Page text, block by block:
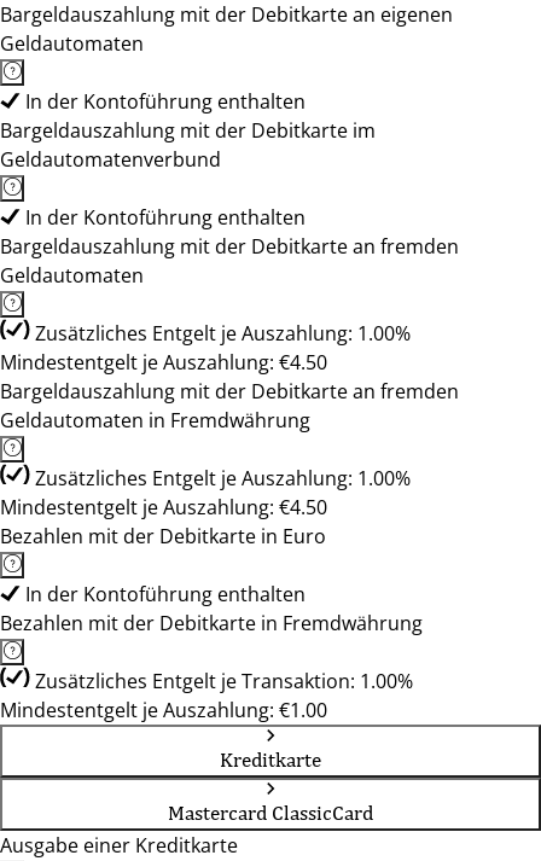
Bargeldauszahlung mit der Debitkarte an eigenen
Geldautomaten
In der Kontoführung enthalten
Bargeldauszahlung mit der Debitkarte im
Geldautomatenverbund
In der Kontoführung enthalten
Bargeldauszahlung mit der Debitkarte an fremden
Geldautomaten
Zusätzliches Entgelt je Auszahlung: 1.00%
Mindestentgelt je Auszahlung: €4.50
Bargeldauszahlung mit der Debitkarte an fremden
Geldautomaten in Fremdwährung
Zusätzliches Entgelt je Auszahlung: 1.00%
Mindestentgelt je Auszahlung: €4.50
Bezahlen mit der Debitkarte in Euro
In der Kontoführung enthalten
Bezahlen mit der Debitkarte in Fremdwährung
Zusätzliches Entgelt je Transaktion: 1.00%
Mindestentgelt je Auszahlung: €1.00
Kreditkarte
Mastercard ClassicCard
Ausgabe einer Kreditkarte